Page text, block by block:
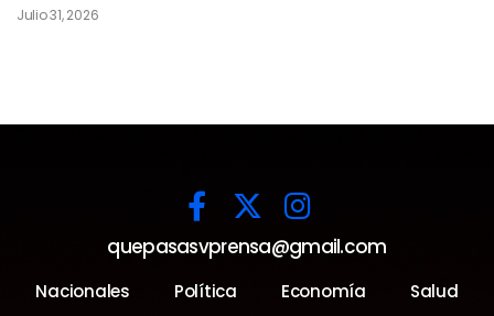
Julio 31, 2026
quepasasvprensa@gmail.com
Nacionales Política Economía Salud